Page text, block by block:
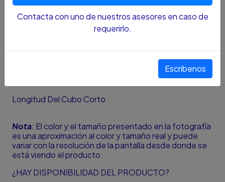
Largo 95mm
Aplicación Uso En Herramientas De Impacto
Longitud Del Cubo Corto
Nota: El color y el tamaño presentado en la fotografía
es una aproximación al color y tamaño real y puede
variar con la resolución de la pantalla desde donde se
está viendo el producto.
¿HAY DISPONIBILIDAD DEL PRODUCTO?
Contacta con uno de nuestros asesores en caso de
requerirlo.
Escribenos